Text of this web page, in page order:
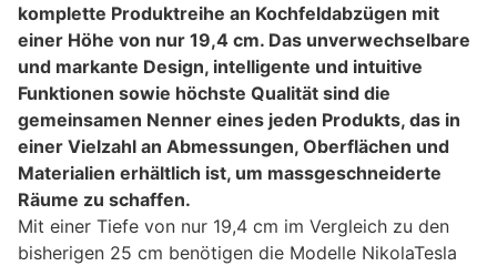
komplette Produktreihe an Kochfeldabzügen mit
einer Höhe von nur 19,4 cm. Das unverwechselbare
und markante Design, intelligente und intuitive
Funktionen sowie höchste Qualität sind die
gemeinsamen Nenner eines jeden Produkts, das in
einer Vielzahl an Abmessungen, Oberflächen und
Materialien erhältlich ist, um massgeschneiderte
Räume zu schaffen.
Mit einer Tiefe von nur 19,4 cm im Vergleich zu den
bisherigen 25 cm benötigen die Modelle NikolaTesla